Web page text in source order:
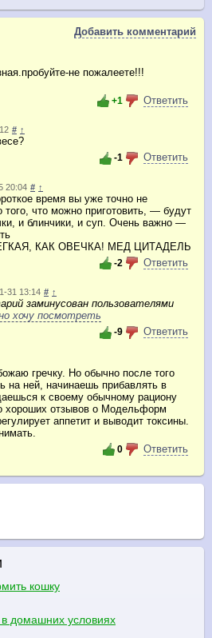
Добавить комментарий
не пожалеете!!!
+1 Ответить
# ↑
-1 Ответить
20:04 # ↑
время вы уже точно не
того, что можно приготовить, — будут
и блинчики, и суп. Очень важно —
КАК ОВЕЧКА! МЕД ЦИТАДЕЛЬ
-2 Ответить
31 13:14 # ↑
заминусован пользователями
хочу посмотреть
-9 Ответить
гречку. Но обычно после того
на ней, начинаешь прибавлять в
к своему обычному рациону
хороших отзывов о Модельформ
аппетит и выводит токсины.
0 Ответить
кошку
домашних условиях